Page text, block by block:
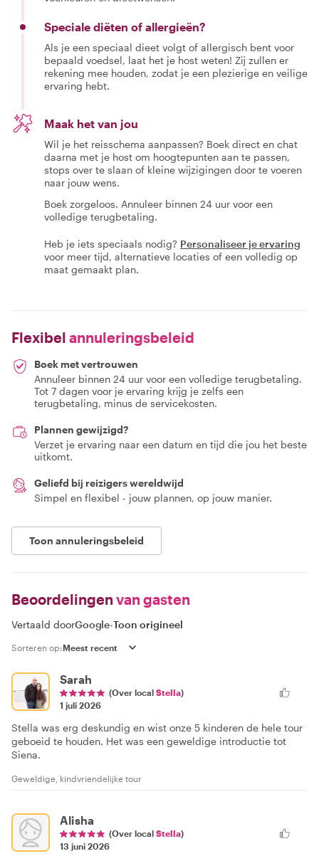
Speciale diëten of allergieën?
Als je een speciaal dieet volgt of allergisch bent voor
bepaald voedsel, laat het je host weten! Zij zullen er
rekening mee houden, zodat je een plezierige en veilige
ervaring hebt.
Maak het van jou
Wil je het reisschema aanpassen? Boek direct en chat
daarna met je host om hoogtepunten aan te passen,
stops over te slaan of kleine wijzigingen door te voeren
naar jouw wens.
Boek zorgeloos. Annuleer binnen 24 uur voor een
volledige terugbetaling.
Heb je iets speciaals nodig? Personaliseer je ervaring
voor meer tijd, alternatieve locaties of een volledig op
maat gemaakt plan.
Flexibel annuleringsbeleid
Boek met vertrouwen
Annuleer binnen 24 uur voor een volledige terugbetaling.
Tot 7 dagen voor je ervaring krijg je zelfs een
terugbetaling, minus de servicekosten.
Plannen gewijzigd?
Verzet je ervaring naar een datum en tijd die jou het beste
uitkomt.
Geliefd bij reizigers wereldwijd
Simpel en flexibel - jouw plannen, op jouw manier.
Toon annuleringsbeleid
Beoordelingen van gasten
Vertaald doorGoogle-Toon origineel
Sorteren op:
Sarah
(Over local Stella)
1 juli 2026
Stella was erg deskundig en wist onze 5 kinderen de hele tour
geboeid te houden. Het was een geweldige introductie tot
Siena.
Geweldige, kindvriendelijke tour
Alisha
(Over local Stella)
13 juni 2026